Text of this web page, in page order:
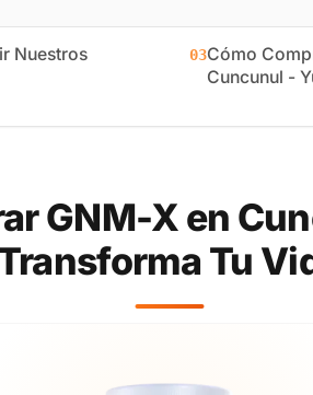
Nuestros
03Cómo
Cuncunul -
GNM-X en
Tu